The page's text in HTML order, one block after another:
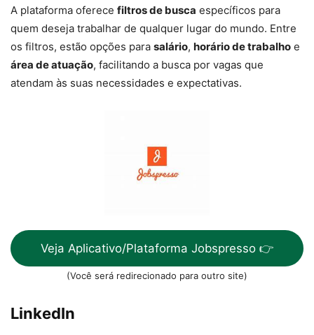
A plataforma oferece filtros de busca específicos para
quem deseja trabalhar de qualquer lugar do mundo. Entre
os filtros, estão opções para salário, horário de trabalho e
área de atuação, facilitando a busca por vagas que
atendam às suas necessidades e expectativas.
Veja Aplicativo/Plataforma Jobspresso 👉
(Você será redirecionado para outro site)
LinkedIn